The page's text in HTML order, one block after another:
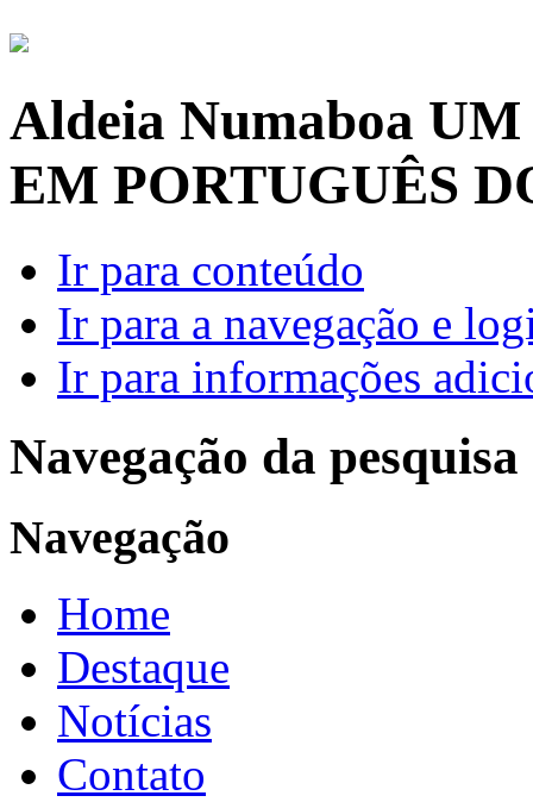
Aldeia Numaboa UM
EM PORTUGUÊS
Ir para conteúdo
Ir para a navegação e
Ir para informações
Navegação da pesquisa
Navegação
Home
Destaque
Notícias
Contato